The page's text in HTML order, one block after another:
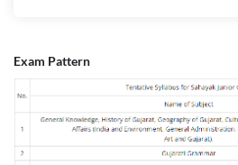
Exam Pattern